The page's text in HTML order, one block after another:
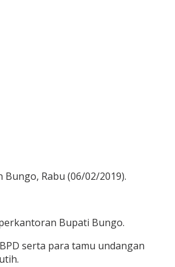
Rabu (06/02/2019).
Bupati Bungo.
serta para tamu undangan